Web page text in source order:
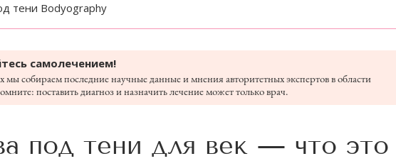
тени Bodyography
самолечением!
мы собираем последние научные данные и мнения авторитетных экспертов в области
поставить диагноз и назначить лечение может только врач.
под тени для век — что это